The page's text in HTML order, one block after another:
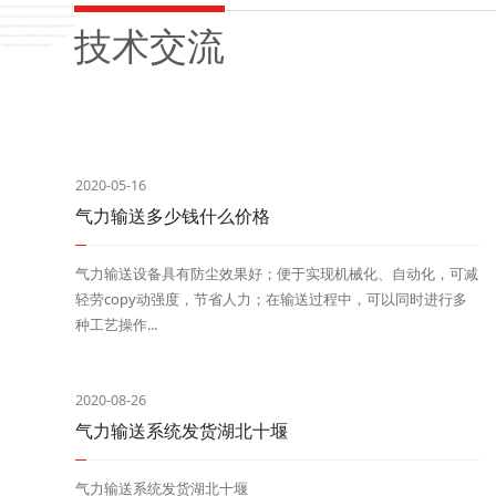
技术交流
2020-05-16
气力输送多少钱什么价格
气力输送设备具有防尘效果好；便于实现机械化、自动化，可减
轻劳copy动强度，节省人力；在输送过程中，可以同时进行多
种工艺操作...
2020-08-26
气力输送系统发货湖北十堰
气力输送系统发货湖北十堰